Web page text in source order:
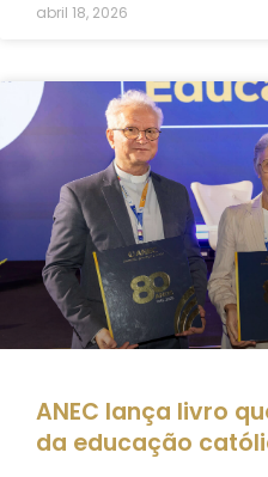
abril 18, 2026
ANEC lança livro
da educação